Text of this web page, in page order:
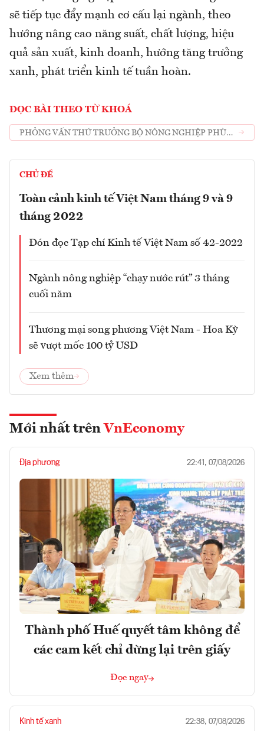
sẽ tiếp tục đẩy mạnh cơ cấu lại ngành, theo
hướng nâng cao năng suất, chất lượng, hiệu
quả sản xuất, kinh doanh, hướng tăng trưởng
xanh, phát triển kinh tế tuần hoàn.
ĐỌC BÀI THEO TỪ KHOÁ
PHỎNG VẤN THỨ TRƯỞNG BỘ NÔNG NGHIỆP PHÙNG
CHỦ ĐỀ
Toàn cảnh kinh tế Việt Nam tháng 9 và 9
tháng 2022
Đón đọc Tạp chí Kinh tế Việt Nam số 42-2022
Ngành nông nghiệp “chạy nước rút” 3 tháng
cuối năm
Thương mại song phương Việt Nam - Hoa Kỳ
sẽ vượt mốc 100 tỷ USD
Xem thêm
Mới nhất trên VnEconomy
Địa phương 22:41, 07/08/2026
Thành phố Huế quyết tâm không để
các cam kết chỉ dừng lại trên giấy
Đọc ngay
Kinh tế xanh 22:38, 07/08/2026